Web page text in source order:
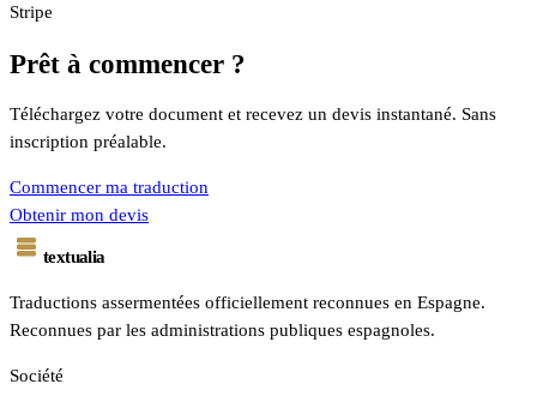
Stripe
Prêt à commencer ?
Téléchargez votre document et recevez un devis instantané. Sans
inscription préalable.
Commencer ma traduction
Obtenir mon devis
textualia
Traductions assermentées officiellement reconnues en Espagne.
Reconnues par les administrations publiques espagnoles.
Société